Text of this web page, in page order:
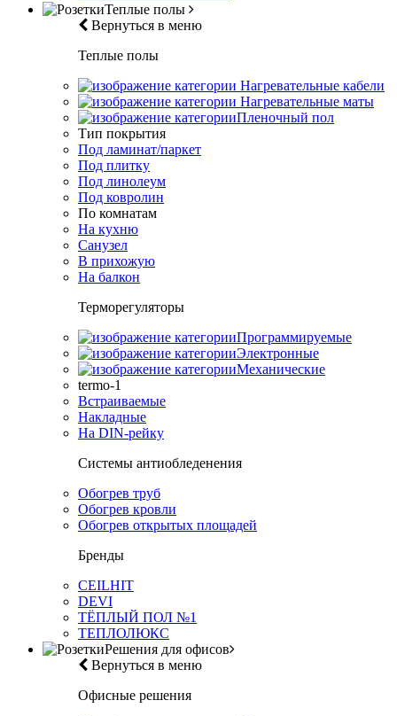
Теплые полы
Вернуться в меню
Теплые полы
Нагревательные кабели
Нагревательные маты
Пленочный пол
Тип покрытия
Под ламинат/паркет
Под плитку
Под линолеум
Под ковролин
По комнатам
На кухню
Санузел
В прихожую
На балкон
Терморегуляторы
Программируемые
Электронные
Механические
termo-1
Встраиваемые
Накладные
На DIN-рейку
Системы антиобледенения
Обогрев труб
Обогрев кровли
Обогрев открытых площадей
Бренды
CEILHIT
DEVI
ТЁПЛЫЙ ПОЛ №1
ТЕПЛОЛЮКС
Решения для офисов
Вернуться в меню
Офисные решения